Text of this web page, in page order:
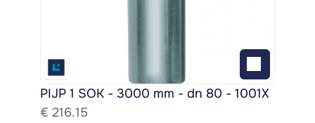
PIJP 1 SOK - 3000 mm - dn 80 - 1001X
€ 216.15